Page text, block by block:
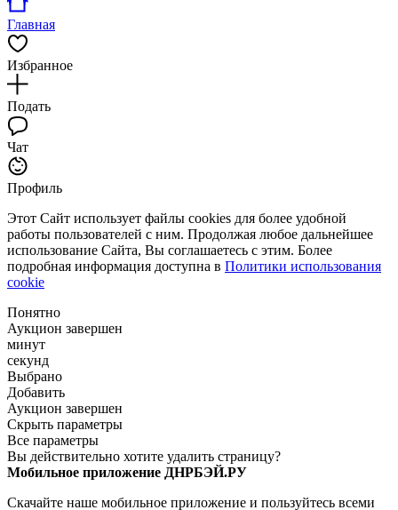
Главная
Избранное
Подать
Чат
Профиль
Этот Сайт использует файлы cookies для более удобной
работы пользователей с ним. Продолжая любое дальнейшее
использование Сайта, Вы соглашаетесь с этим. Более
подробная информация доступна в Политики использования
cookie
Понятно
Аукцион завершен
минут
секунд
Выбрано
Добавить
Аукцион завершен
Скрыть параметры
Все параметры
Вы действительно хотите удалить страницу?
Мобильное приложение ДНРБЭЙ.РУ
Скачайте наше мобильное приложение и пользуйтесь всеми